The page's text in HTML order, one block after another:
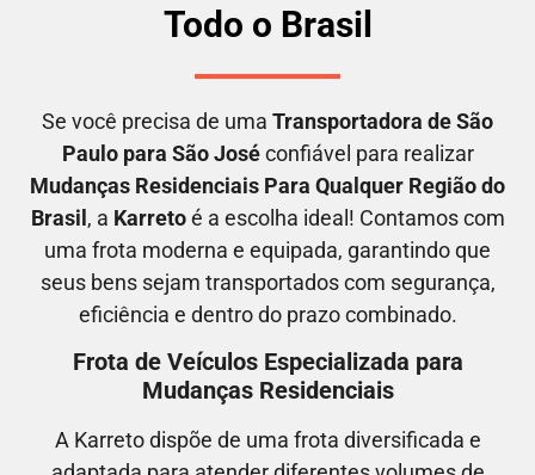
Todo o Brasil
Se você precisa de uma Transportadora de São
Paulo para São Joséconfiável para realizar
Mudanças Residenciais Para Qualquer Região do
Brasil , a Karretoé a escolha ideal! Contamos com
uma frota moderna e equipada, garantindo que
seus bens sejam transportados com segurança,
eficiência e dentro do prazo combinado.
Frota de Veículos Especializada para
Mudanças Residenciais
A Karreto dispõe de uma frota diversificada e